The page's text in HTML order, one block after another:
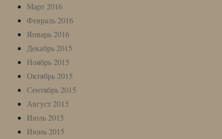
Март 2016
Февраль 2016
Январь 2016
Декабрь 2015
Ноябрь 2015
Октябрь 2015
Сентябрь 2015
Август 2015
Июль 2015
Июнь 2015